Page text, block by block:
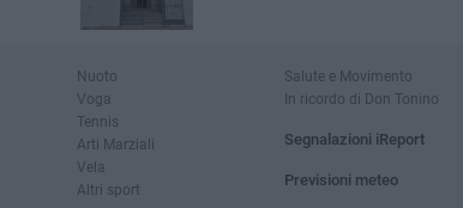
Nuoto
Voga
Tennis
Arti Marziali
Vela
Altri sport
Salute e Movimento
In ricordo di Don Tonino
Segnalazioni iReport
Previsioni meteo